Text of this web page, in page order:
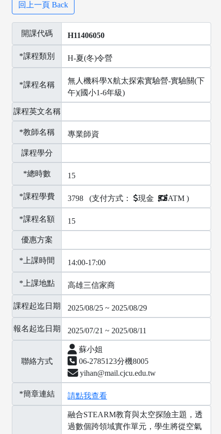
回上一頁 Back
開課代碼 H11406050
*課程類別 H-夏(冬)令營
*課程名稱
無人機科學X航太探索實驗營-實驗關(下
午)(國小1-6年級)
課程英文名稱
*教師名稱 專業師資
課程學分
*總時數 15
*課程學費 3798 (支付方式： 現金 ATM )
*課程名額 15
優惠方案
*上課時間 14:00-17:00
*上課地點 高雄三信家商
課程起迄日期 2025/08/25 ~ 2025/08/29
報名起迄日期 2025/07/21 ~ 2025/08/11
聯絡方式
蘇小姐
06-2785123分機8005
yihan@mail.cjcu.edu.tw
*簡章連結 請點我查看
融合STEARM教育與太空探險主題，透
過數個跨領域實作單元，學生將從空氣